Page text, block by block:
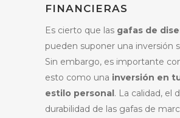
FINANCIERAS
Es cierto que las gafas de
pueden suponer una inversión
Sin embargo, es importante
esto como una inversión en
estilo personal. La calidad, el
durabilidad de las gafas de